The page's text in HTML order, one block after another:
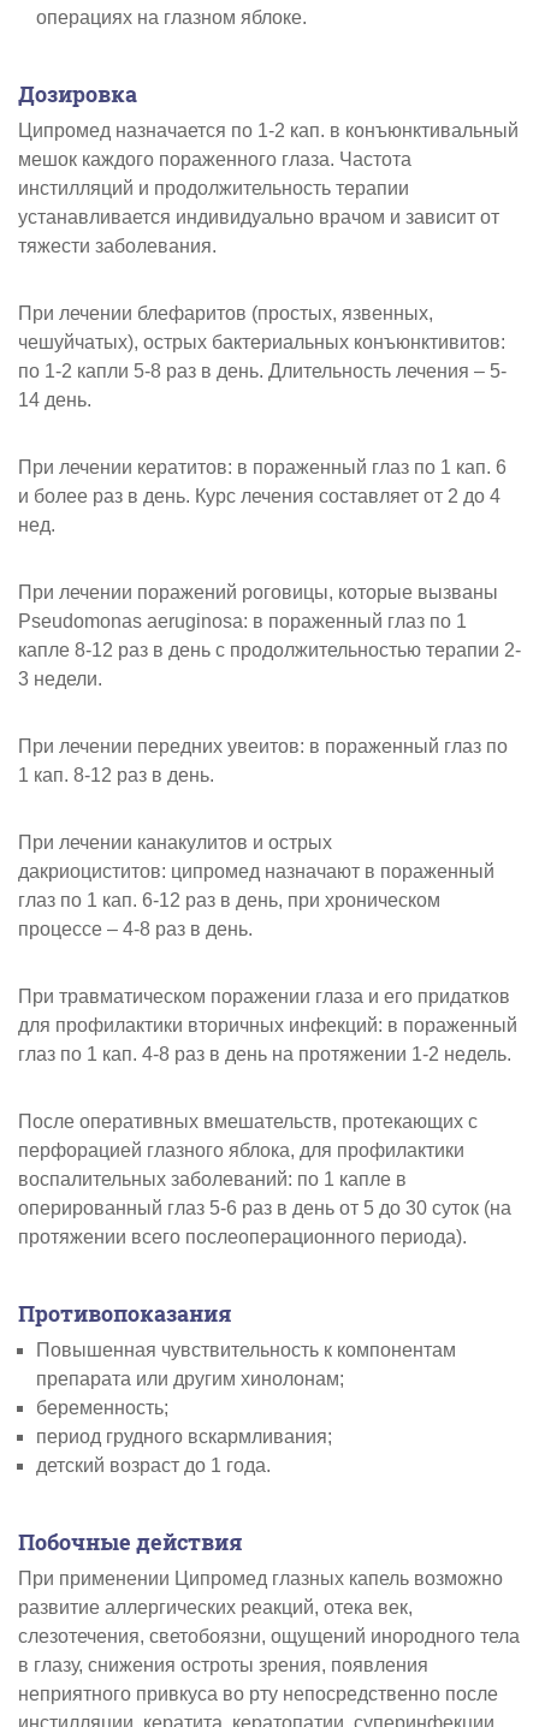
операциях на глазном яблоке.
Дозировка
Ципромед назначается по 1-2 кап. в конъюнктивальный
мешок каждого пораженного глаза. Частота
инстилляций и продолжительность терапии
устанавливается индивидуально врачом и зависит от
тяжести заболевания.
При лечении блефаритов (простых, язвенных,
чешуйчатых), острых бактериальных конъюнктивитов:
по 1-2 капли 5-8 раз в день. Длительность лечения – 5-
14 день.
При лечении кератитов: в пораженный глаз по 1 кап. 6
и более раз в день. Курс лечения составляет от 2 до 4
нед.
При лечении поражений роговицы, которые вызваны
Pseudomonas aeruginosa: в пораженный глаз по 1
капле 8-12 раз в день с продолжительностью терапии 2-
3 недели.
При лечении передних увеитов: в пораженный глаз по
1 кап. 8-12 раз в день.
При лечении канакулитов и острых
дакриоциститов: ципромед назначают в пораженный
глаз по 1 кап. 6-12 раз в день, при хроническом
процессе – 4-8 раз в день.
При травматическом поражении глаза и его придатков
для профилактики вторичных инфекций: в пораженный
глаз по 1 кап. 4-8 раз в день на протяжении 1-2 недель.
После оперативных вмешательств, протекающих с
перфорацией глазного яблока, для профилактики
воспалительных заболеваний: по 1 капле в
оперированный глаз 5-6 раз в день от 5 до 30 суток (на
протяжении всего послеоперационного периода).
Противопоказания
Повышенная чувствительность к компонентам
препарата или другим хинолонам;
беременность;
период грудного вскармливания;
детский возраст до 1 года.
Побочные действия
При применении Ципромед глазных капель возможно
развитие аллергических реакций, отека век,
слезотечения, светобоязни, ощущений инородного тела
в глазу, снижения остроты зрения, появления
неприятного привкуса во рту непосредственно после
инстилляции, кератита, кератопатии, суперинфекции,